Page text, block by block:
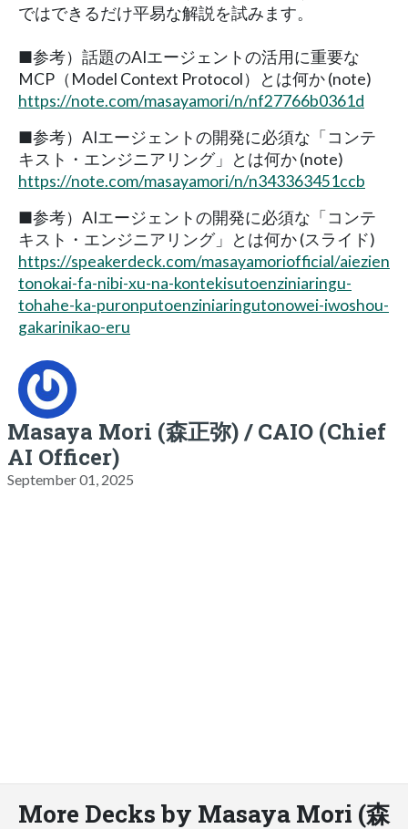
ではできるだけ平易な解説を試みます。
■参考）話題のAIエージェントの活用に重要な
MCP（Model Context Protocol）とは何か (note)
https://note.com/masayamori/n/nf27766b0361d
■参考）AIエージェントの開発に必須な「コンテ
キスト・エンジニアリング」とは何か (note)
https://note.com/masayamori/n/n343363451ccb
■参考）AIエージェントの開発に必須な「コンテ
キスト・エンジニアリング」とは何か (スライド)
https://speakerdeck.com/masayamoriofficial/aiezien
tonokai-fa-nibi-xu-na-kontekisutoenziniaringu-
tohahe-ka-puronputoenziniaringutonowei-iwoshou-
gakarinikao-eru
Masaya Mori (森正弥) / CAIO (Chief
AI Officer)
September 01, 2025
More Decks by Masaya Mori (森